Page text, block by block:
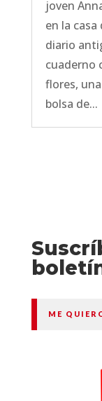
joven
en la
diario
cuaderno
flores,
bolsa de...
ME